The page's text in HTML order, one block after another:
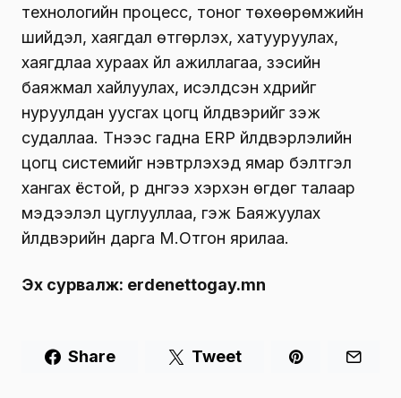
технологийн процесс, тоног төхөөрөмжийн
шийдэл, хаягдал өтгөрүүлэх, хатууруулах,
хаягдлаа хураах үйл ажиллагаа, зэсийн
баяжмал хайлуулах, исэлдсэн хүдрийг
нуруулдан уусгах цогц үйлдвэрийг үзэж
судаллаа. Түүнээс гадна ERP үйлдвэрлэлийн
цогц системийг нэвтрүүлэхэд ямар бэлтгэл
хангах ёстой, үр дүнгээ хэрхэн өгдөг талаар
мэдээлэл цуглууллаа, гэж Баяжуулах
үйлдвэрийн дарга М.Отгон ярилаа.
Эх сурвалж: erdenettogay.mn
Share Tweet